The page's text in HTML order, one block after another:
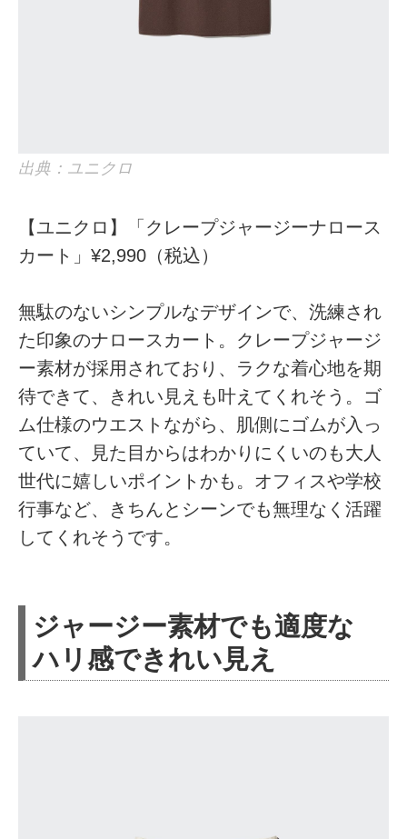
出典：ユニクロ
【ユニクロ】「クレープジャージーナロース
カート」¥2,990（税込）
無駄のないシンプルなデザインで、洗練され
た印象のナロースカート。クレープジャージ
ー素材が採用されており、ラクな着心地を期
待できて、きれい見えも叶えてくれそう。ゴ
ム仕様のウエストながら、肌側にゴムが入っ
ていて、見た目からはわかりにくいのも大人
世代に嬉しいポイントかも。オフィスや学校
行事など、きちんとシーンでも無理なく活躍
してくれそうです。
ジャージー素材でも適度な
ハリ感できれい見え